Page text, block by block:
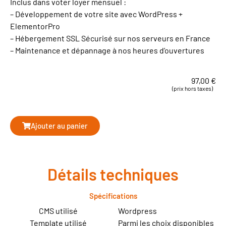
Inclus dans voter loyer mensuel :
– Développement de votre site avec WordPress +
ElementorPro
– Hébergement SSL Sécurisé sur nos serveurs en France
– Maintenance et dépannage à nos heures d’ouvertures
97,00 €
(prix hors taxes)
Ajouter au panier
Détails techniques
Spécifications
CMS utilisé
Template utilisé
Wordpress
Parmi les choix disponibles